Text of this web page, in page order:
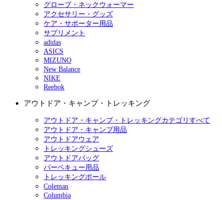
グローブ・ネックウォーマー
アクセサリー・グッズ
ケア・サポーター用品
サプリメント
adidas
ASICS
MIZUNO
New Balance
NIKE
Reebok
アウトドア・キャンプ・トレッキング
アウトドア・キャンプ・トレッキングカテゴリすべて
アウトドア・キャンプ用品
アウトドアウェア
トレッキングシューズ
アウトドアバッグ
バーベキュー用品
トレッキングポール
Coleman
Columbia